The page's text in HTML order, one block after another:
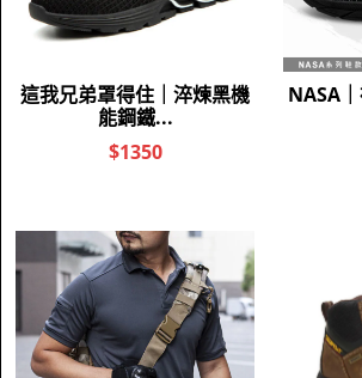
廠商通路 合作洽談
企業團購 特約商店
TikTok 中壢店
TikTok 新莊店
TikTok 南屯店
TikTok 北屯店